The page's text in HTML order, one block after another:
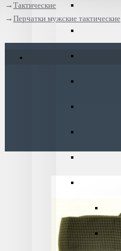
Тактические
Перчатки мужские тактические